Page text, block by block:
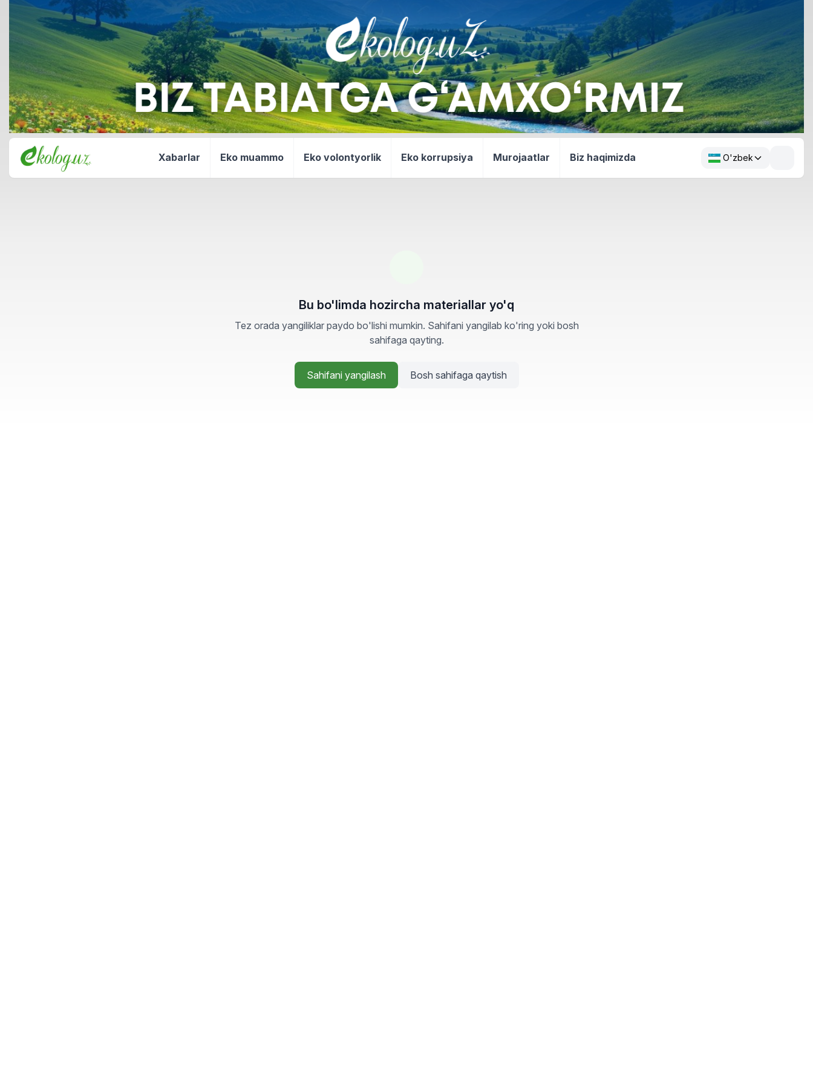
Xabarlar Eko muammo Eko volontyorlik Eko korrupsiya Murojaatlar Biz haqimizda O'zbek
Bu bo'limda hozircha materiallar yo'q
Tez orada yangiliklar paydo bo'lishi mumkin. Sahifani yangilab ko'ring yoki bosh
sahifaga qayting.
Sahifani yangilash Bosh sahifaga qaytish